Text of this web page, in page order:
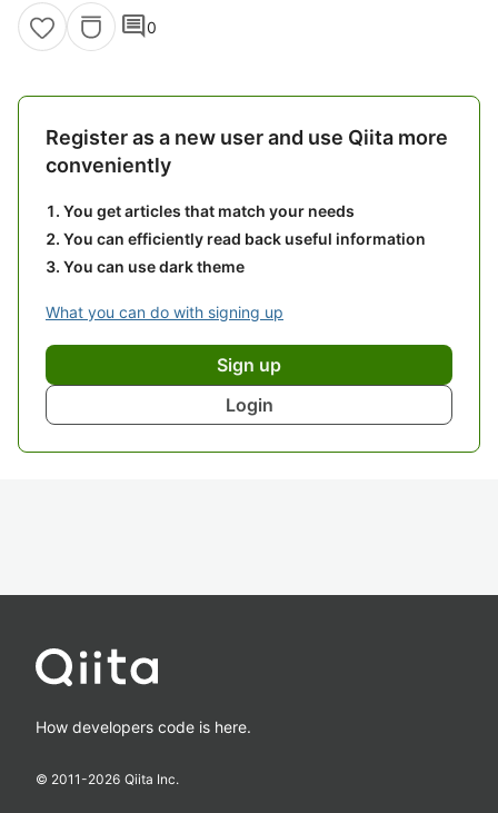
comment0
Register as a new user and use Qiita more
conveniently
You get articles that match your needs
You can efficiently read back useful information
You can use dark theme
What you can do with signing up
Sign up
Login
How developers code is here.
© 2011-2026 Qiita Inc.